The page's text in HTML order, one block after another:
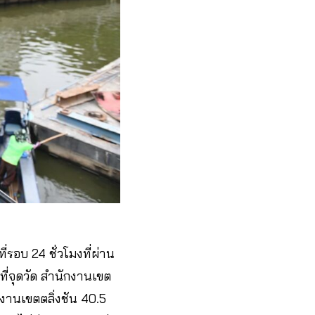
รอบ 24 ชั่วโมงที่ผ่าน
ดวัด สำนักงานเขต
านเขตตลิ่งชัน 40.5